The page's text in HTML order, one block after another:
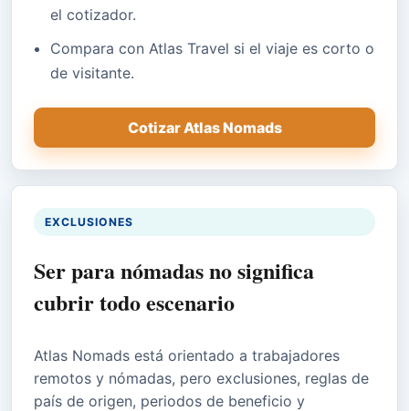
el cotizador.
Compara con Atlas Travel si el viaje es corto o
de visitante.
Cotizar Atlas Nomads
EXCLUSIONES
Ser para nómadas no significa
cubrir todo escenario
Atlas Nomads está orientado a trabajadores
remotos y nómadas, pero exclusiones, reglas de
país de origen, periodos de beneficio y